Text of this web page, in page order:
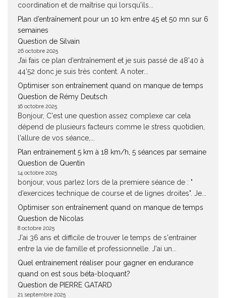
coordination et de maîtrise qui lorsqu'ils...
Plan d’entraînement pour un 10 km entre 45 et 50 mn sur 6
semaines
Question de Silvain
26 octobre 2025
J’ai fais ce plan d’entraînement et je suis passé de 48’40 à
44’52 donc je suis très content. A noter...
Optimiser son entraînement quand on manque de temps
Question de Rémy Deutsch
16 octobre 2025
Bonjour, C'est une question assez complexe car cela
dépend de plusieurs facteurs comme le stress quotidien,
l'allure de vos séance,...
Plan entrainement 5 km à 18 km/h, 5 séances par semaine
Question de Quentin
14 octobre 2025
bonjour, vous parlez lors de la premiere séance de : "
d’exercices technique de course et de lignes droites". Je...
Optimiser son entraînement quand on manque de temps
Question de Nicolas
8 octobre 2025
J'ai 36 ans et difficile de trouver le temps de s'entrainer
entre la vie de famille et professionnelle. J'ai un...
Quel entrainement réaliser pour gagner en endurance
quand on est sous béta-bloquant?
Question de PIERRE GATARD
21 septembre 2025